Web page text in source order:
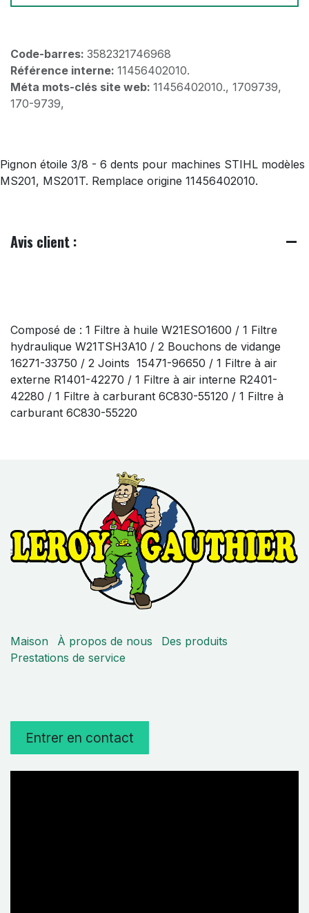
Code-barres: 3582321746968
Référence interne: 11456402010.
Méta mots-clés site web: 11456402010., 1709739,
170-9739,
Pignon étoile 3/8 - 6 dents pour machines STIHL modèles
MS201, MS201T. Remplace origine 11456402010.
Avis client :
Composé de : 1 Filtre à huile W21ESO1600 / 1 Filtre
hydraulique W21TSH3A10 / 2 Bouchons de vidange
16271-33750 / 2 Joints 15471-96650 / 1 Filtre à air
externe R1401-42270 / 1 Filtre à air interne R2401-
42280 / 1 Filtre à carburant 6C830-55120 / 1 Filtre à
carburant 6C830-55220
Maison À propos de nous
Des produits
Prestations de service
Entrer en contact